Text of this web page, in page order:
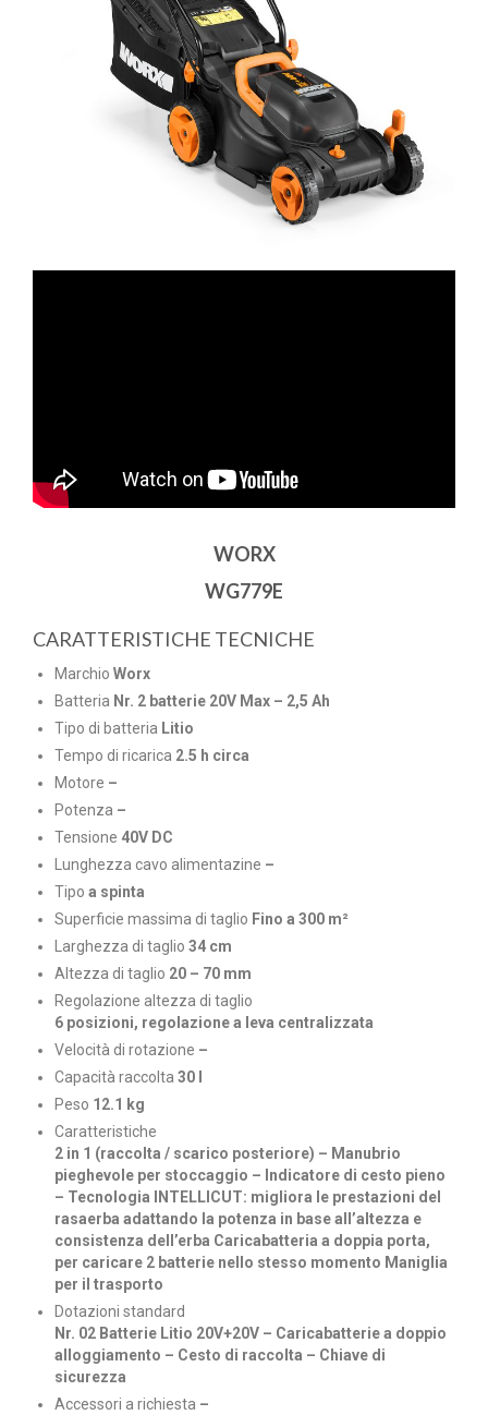
WORX
WG779E
CARATTERISTICHE TECNICHE
Marchio Worx
Batteria Nr. 2 batterie 20V Max – 2,5 Ah
Tipo di batteria Litio
Tempo di ricarica 2.5 h circa
Motore –
Potenza –
Tensione 40V DC
Lunghezza cavo alimentazine –
Tipo a spinta
Superficie massima di taglio Fino a 300 m²
Larghezza di taglio 34 cm
Altezza di taglio 20 – 70 mm
Regolazione altezza di taglio
6 posizioni, regolazione a leva centralizzata
Velocità di rotazione –
Capacità raccolta 30 l
Peso 12.1 kg
Caratteristiche
2 in 1 (raccolta / scarico posteriore) – Manubrio
pieghevole per stoccaggio – Indicatore di cesto pieno
– Tecnologia INTELLICUT: migliora le prestazioni del
rasaerba adattando la potenza in base all’altezza e
consistenza dell’erba Caricabatteria a doppia porta,
per caricare 2 batterie nello stesso momento Maniglia
per il trasporto
Dotazioni standard
Nr. 02 Batterie Litio 20V+20V – Caricabatterie a doppio
alloggiamento – Cesto di raccolta – Chiave di
sicurezza
Accessori a richiesta –